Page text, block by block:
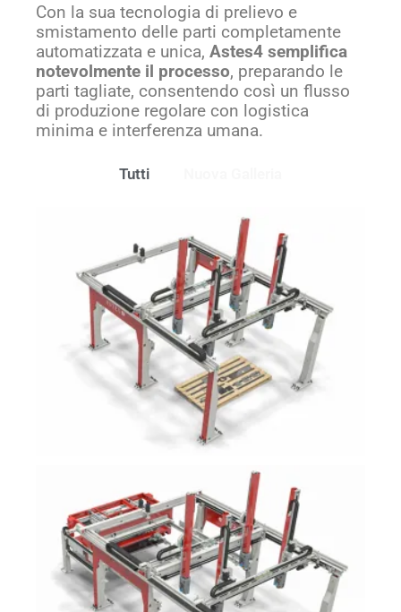
Con la sua tecnologia di prelievo e
smistamento delle parti completamente
automatizzata e unica, Astes4 semplifica
notevolmente il processo, preparando le
parti tagliate, consentendo così un flusso
di produzione regolare con logistica
minima e interferenza umana.
Tutti